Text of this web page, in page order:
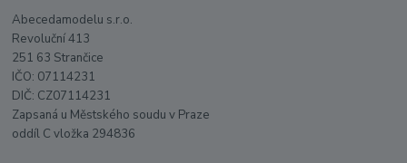
Abecedamodelu s.r.o.
Revoluční 413
251 63 Strančice
IČO: 07114231
DIČ: CZ07114231
Zapsaná u Městského soudu v Praze
oddíl C vložka 294836